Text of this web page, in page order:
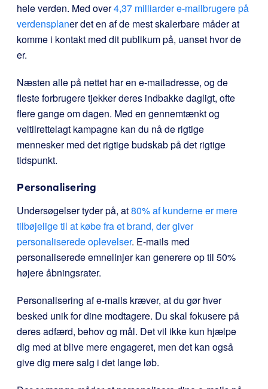
hele verden. Med over4,37 milliarder e-mailbrugere på
verdensplaner det en af de mest skalerbare måder at
komme i kontakt med dit publikum på, uanset hvor de
er.
Næsten alle på nettet har en e-mailadresse, og de
fleste forbrugere tjekker deres indbakke dagligt, ofte
flere gange om dagen. Med en gennemtænkt og
veltilrettelagt kampagne kan du nå de rigtige
mennesker med det rigtige budskab på det rigtige
tidspunkt.
Personalisering
Undersøgelser tyder på, at80% af kunderne er mere
tilbøjelige til at købe fra et brand, der giver
personaliserede oplevelser. E-mails med
personaliserede emnelinjer kan generere op til 50%
højere åbningsrater.
Personalisering af e-mails kræver, at du gør hver
besked unik for dine modtagere. Du skal fokusere på
deres adfærd, behov og mål. Det vil ikke kun hjælpe
dig med at blive mere engageret, men det kan også
give dig mere salg i det lange løb.